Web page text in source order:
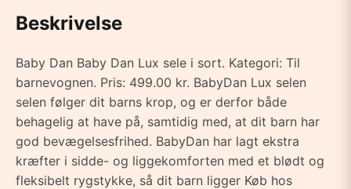
Beskrivelse
Baby Dan Baby Dan Lux sele i sort. Kategori: Til
barnevognen. Pris: 499.00 kr. BabyDan Lux selen
selen følger dit barns krop, og er derfor både
behagelig at have på, samtidig med, at dit barn har
god bevægelsesfrihed. BabyDan har lagt ekstra
kræfter i sidde- og liggekomforten med et blødt og
fleksibelt rygstykke, så dit barn ligger Køb hos